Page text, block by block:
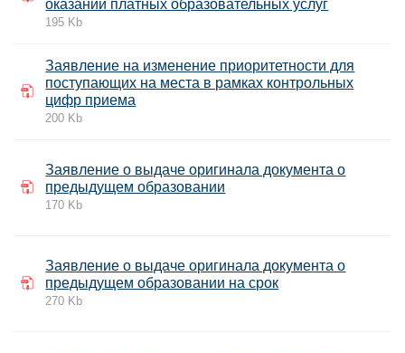
оказании платных образовательных услуг
195 Kb
Заявление на изменение приоритетности для
поступающих на места в рамках контрольных
цифр приема
200 Kb
Заявление о выдаче оригинала документа о
предыдущем образовании
170 Kb
Заявление о выдаче оригинала документа о
предыдущем образовании на срок
270 Kb